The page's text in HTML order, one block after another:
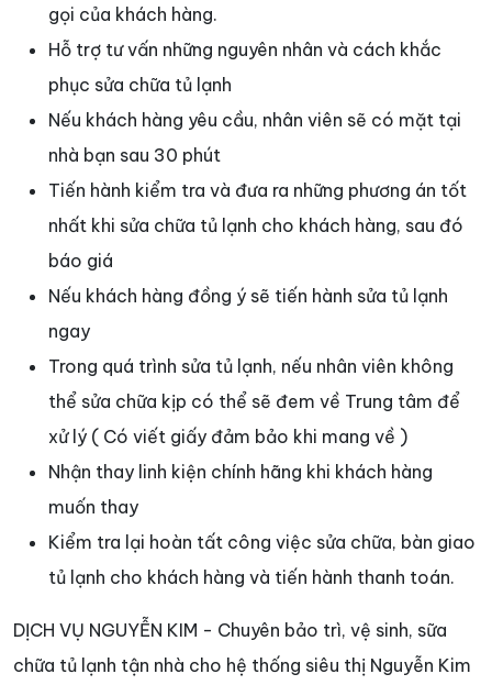
gọi của khách hàng.
Hỗ trợ tư vấn những nguyên nhân và cách khắc
phục sửa chữa tủ lạnh
Nếu khách hàng yêu cầu, nhân viên sẽ có mặt tại
nhà bạn sau 30 phút
Tiến hành kiểm tra và đưa ra những phương án tốt
nhất khi sửa chữa tủ lạnh cho khách hàng, sau đó
báo giá
Nếu khách hàng đồng ý sẽ tiến hành sửa tủ lạnh
ngay
Trong quá trình sửa tủ lạnh, nếu nhân viên không
thể sửa chữa kịp có thể sẽ đem về Trung tâm để
xử lý ( Có viết giấy đảm bảo khi mang về )
Nhận thay linh kiện chính hãng khi khách hàng
muốn thay
Kiểm tra lại hoàn tất công việc sửa chữa, bàn giao
tủ lạnh cho khách hàng và tiến hành thanh toán.
DỊCH VỤ NGUYỄN KIM - Chuyên bảo trì, vệ sinh, sữa
chữa tủ lạnh tận nhà cho hệ thống siêu thị Nguyễn Kim